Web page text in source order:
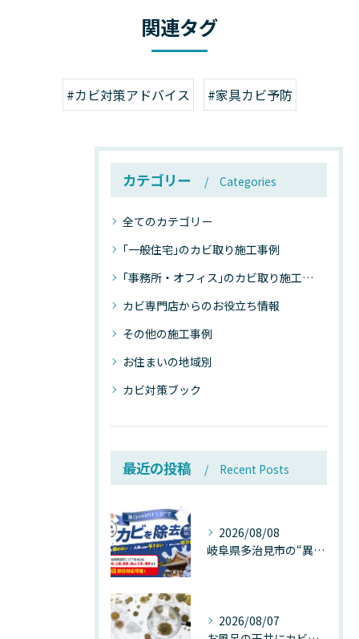
関連タグ
#カビ対策アドバイス #家具カビ予防
カテゴリー Categories
全てのカテゴリー
｢一般住宅｣のカビ取り施工事例
｢事務所・オフィス｣のカビ取り施工事例
カビ専門店からのお役立ち情報
その他の施工事例
お住まいの地域別
カビ対策ブック
最近の投稿 Recent Posts
2026/08/08
岐阜県多治見市の“異常な高温”が建物内部を破壊する──深層カビが急増する危険な温度差の正体
2026/08/07